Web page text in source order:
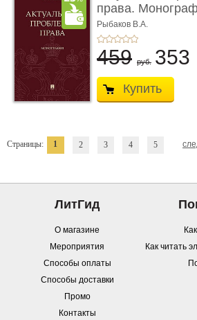
права.
Рыбаков В.А.
459 руб. 353
Купить
Страницы: 1 2 3 4 5
ЛитГид
О магазине
Мероприятия
Способы оплаты
Способы доставки
Промо
Контакты
Как читать